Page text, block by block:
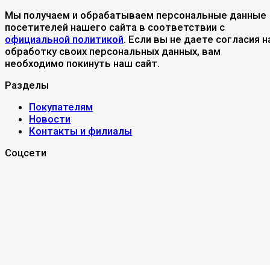
Мы получаем и обрабатываем персональные данные
посетителей нашего сайта в соответствии с
официальной политикой. Если вы не даете согласия
обработку своих персональных данных, вам
необходимо покинуть наш сайт.
Разделы
Покупателям
Новости
Контакты и филиалы
Соцсети